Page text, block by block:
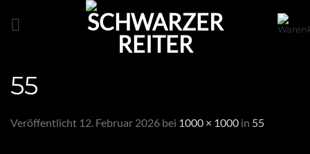
55
Veröffentlicht 12. Februar 2026 bei 1000 × 1000 in 55